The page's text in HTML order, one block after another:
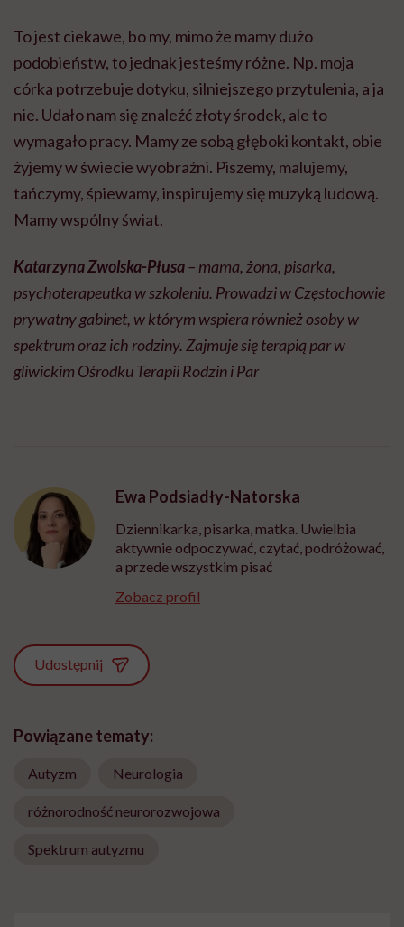
To jest ciekawe, bo my, mimo że mamy dużo
podobieństw, to jednak jesteśmy różne. Np. moja
córka potrzebuje dotyku, silniejszego przytulenia, a ja
nie. Udało nam się znaleźć złoty środek, ale to
wymagało pracy. Mamy ze sobą głęboki kontakt, obie
żyjemy w świecie wyobraźni. Piszemy, malujemy,
tańczymy, śpiewamy, inspirujemy się muzyką ludową.
Mamy wspólny świat.
Katarzyna Zwolska-Płusa– mama, żona, pisarka,
psychoterapeutka w szkoleniu. Prowadzi w Częstochowie
prywatny gabinet, w którym wspiera również osoby w
spektrum oraz ich rodziny. Zajmuje się terapią par w
gliwickim Ośrodku Terapii Rodzin iPar
Ewa Podsiadły-Natorska
Dziennikarka, pisarka, matka. Uwielbia
aktywnie odpoczywać, czytać, podróżować,
a przede wszystkim pisać
Zobacz profil
Udostępnij
Powiązane tematy:
Autyzm Neurologia
różnorodność neurorozwojowa
Spektrum autyzmu